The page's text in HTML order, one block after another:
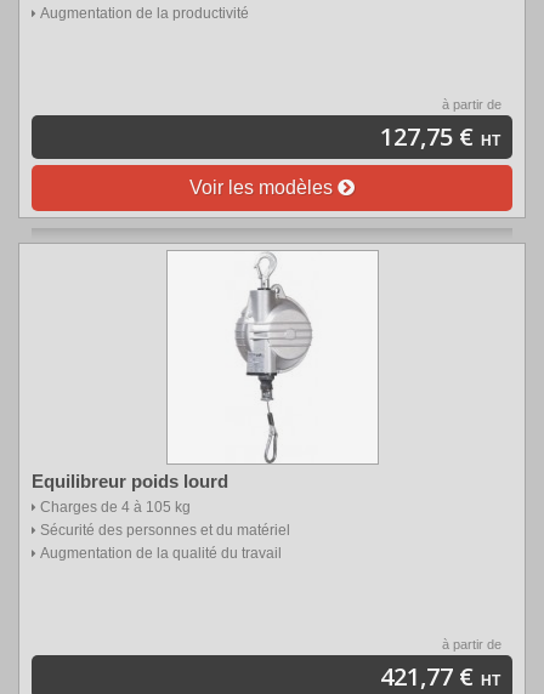
Augmentation de la productivité
à partir de
127,75 € HT
Voir les modèles
Equilibreur poids lourd
Charges de 4 à 105 kg
Sécurité des personnes et du matériel
Augmentation de la qualité du travail
à partir de
421,77 € HT